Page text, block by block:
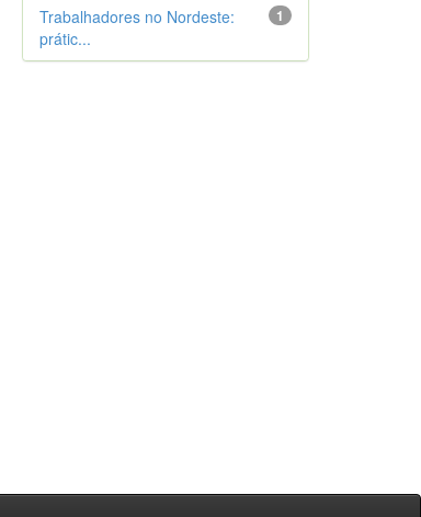
1
Trabalhadores no Nordeste:
prátic...